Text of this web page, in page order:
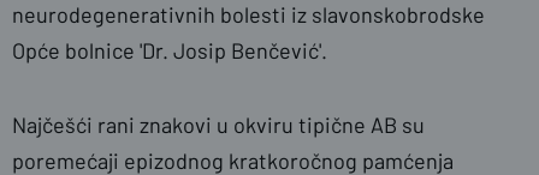
neurodegenerativnih bolesti iz slavonskobrodske
Opće bolnice 'Dr. Josip Benčević'.
Najčešći rani znakovi u okviru tipične AB su
poremećaji epizodnog kratkoročnog pamćenja